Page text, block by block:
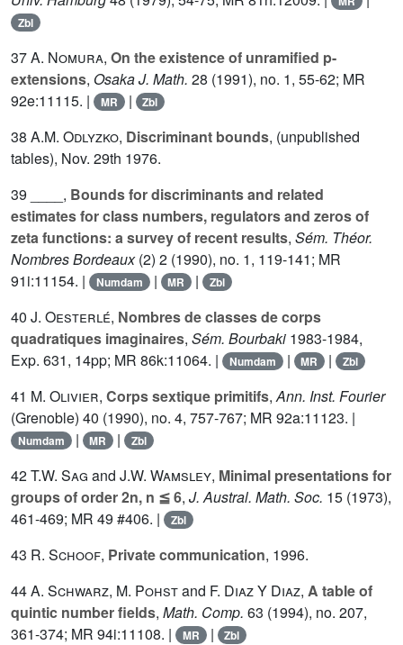
Zbl
37A. Nomura, On the existence of unramified p-
extensions, Osaka J. Math. 28 (1991), no. 1, 55-62; MR
92e:11115. |
MR | Zbl
38 A.M. Odlyzko, Discriminant bounds, (unpublished
tables), Nov. 29th 1976.
39 ____, Bounds for discriminants and related
estimates for class numbers, regulators and zeros of
zeta functions: a survey of recent results, Sém. Théor.
Nombres Bordeaux(2) 2 (1990), no. 1, 119-141; MR
91i:11154. |
Numdam | MR | Zbl
40 J. Oesterlé, Nombres de classes de corps
quadratiques imaginaires, Sém. Bourbaki 1983-1984,
Exp. 631, 14pp; MR 86k:11064. |
Numdam | MR | Zbl
41 M. Olivier, Corps sextique primitifs,Ann. Inst. Fourier
(Grenoble) 40 (1990), no. 4, 757-767; MR 92a:11123. |
Numdam | MR | Zbl
42T.W. Sag and J.W. Wamsley, Minimal presentations for
groups of order 2n, n ≦ 6, J. Austral. Math. Soc. 15 (1973),
461-469; MR 49 #406. |
Zbl
43 R. Schoof, Private communication, 1996.
44A. Schwarz, M. Pohstand F. Diaz Y Diaz, A table of
quintic number fields, Math. Comp. 63 (1994), no. 207,
361-374; MR 94i:11108. |
MR | Zbl